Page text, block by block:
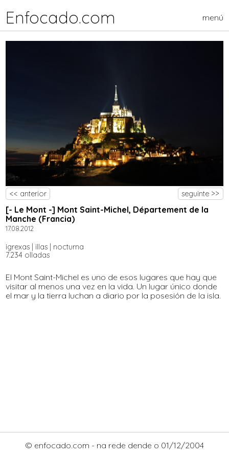
Enfocado.com menú
<< anterior seguinte >>
[- Le Mont -] Mont Saint-Michel, Département de la
Manche (Francia)
17.08.2012
igrexas illas
nocturna
7.234 olladas
El Mont Saint-Michel es uno de esos lugares que hay que
visitar al menos una vez en la vida. Un lugar único donde
el mar y la tierra luchan a diario por la posesión de la isla.
© enfocado.com - na rede dende o 01/12/2004